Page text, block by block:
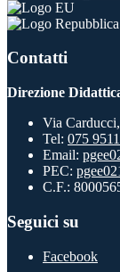
Contatti
Direzione
Via
Tel: 075
Email:
PEC:
C.F.:
Seguici su
Facebook